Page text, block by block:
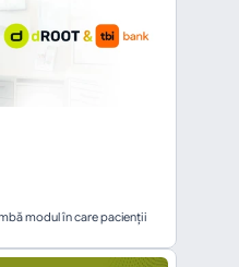
modul în care pacienții